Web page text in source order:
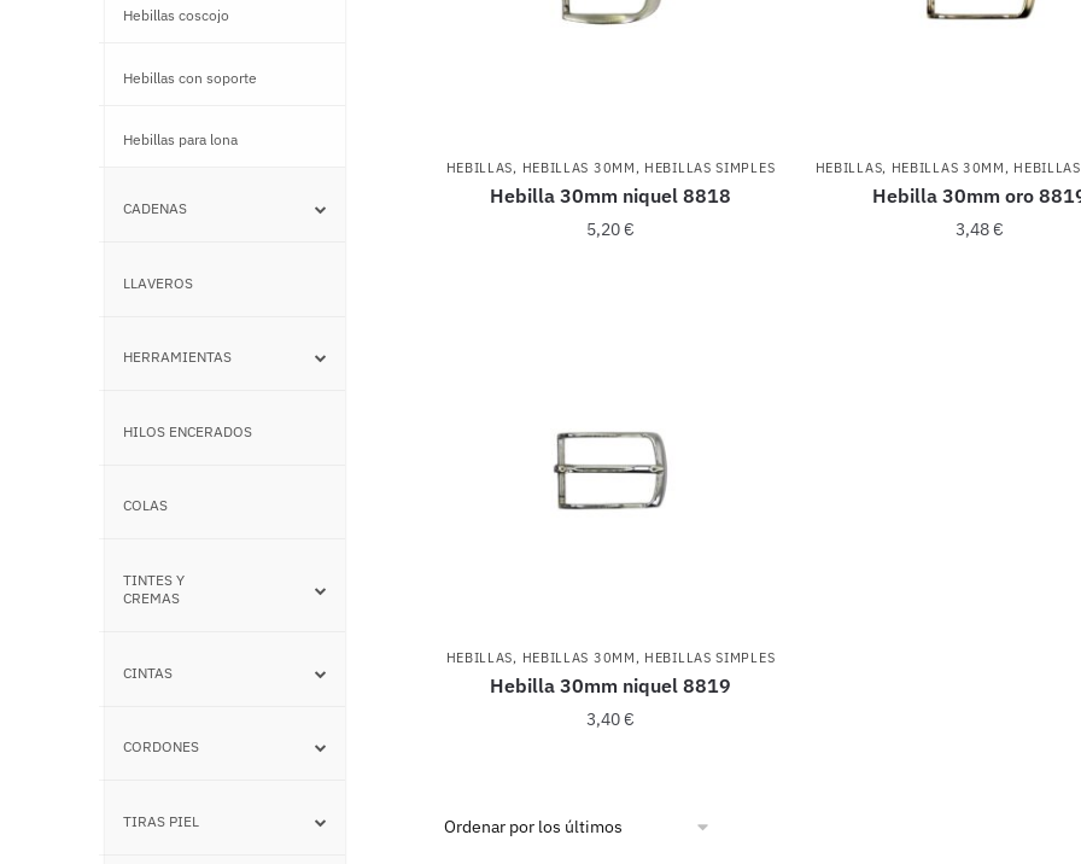
HEBILLAS, HEBILLAS 30MM , HEBILLAS SIMPLES
Hebilla 30mm niquel 8818
5,20€
HEBILLAS, HEBILLAS 30MM ,
Hebilla 30mm oro
3,48€
HEBILLAS, HEBILLAS 30MM , HEBILLAS SIMPLES
Hebilla 30mm niquel 8819
3,40€
Hebillas coscojo
–
Hebillas con soporte
–
Hebillas para lona
–
CADENAS
–
LLAVEROS
–
HERRAMIENTAS
–
HILOS ENCERADOS
–
COLAS
–
TINTES Y
CREMAS
–
CINTAS
–
CORDONES
–
TIRAS PIEL
–